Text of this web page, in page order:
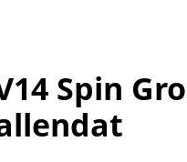
Spin